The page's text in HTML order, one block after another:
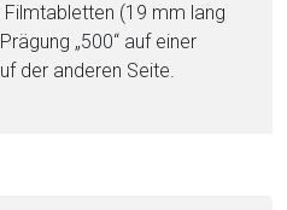
(19 mm lang
„500“ auf ei­ner
der anderen Seite.